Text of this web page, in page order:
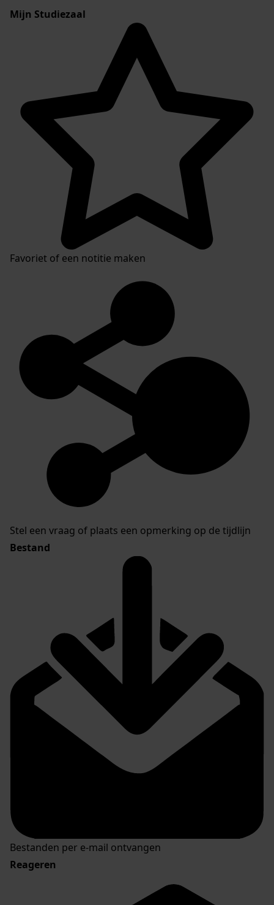
Mijn Studiezaal
Favoriet of een notitie maken
Stel een vraag of plaats een opmerking op de tijdlijn
Bestand
Bestanden per e-mail ontvangen
Reageren